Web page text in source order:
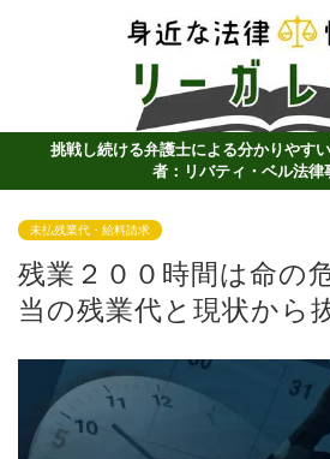
挑戦し続ける弁護士による分かりやす
者：リバティ・ベル法律
未払残業代・給料請求
残業２００時間は命の
当の残業代と現状から